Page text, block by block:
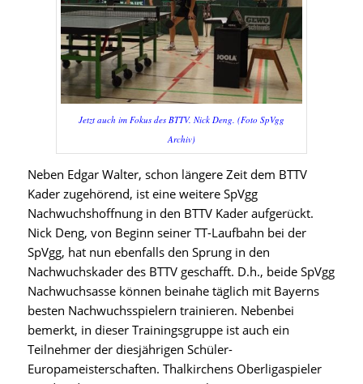
Jetzt auch im Fokus des BTTV. Nick Deng. (Foto SpVgg
Archiv)
Neben Edgar Walter, schon längere Zeit dem BTTV
Kader zugehörend, ist eine weitere SpVgg
Nachwuchshoffnung in den BTTV Kader aufgerückt.
Nick Deng, von Beginn seiner TT-Laufbahn bei der
SpVgg, hat nun ebenfalls den Sprung in den
Nachwuchskader des BTTV geschafft. D.h., beide SpVgg
Nachwuchsasse können beinahe täglich mit Bayerns
besten Nachwuchsspielern trainieren. Nebenbei
bemerkt, in dieser Trainingsgruppe ist auch ein
Teilnehmer der diesjährigen Schüler-
Europameisterschaften. Thalkirchens Oberligaspieler